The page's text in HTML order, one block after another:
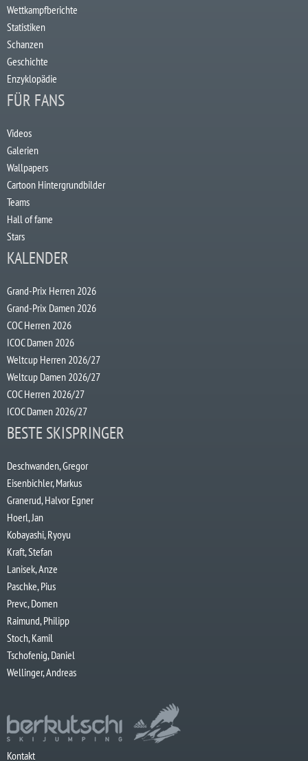
Wettkampfberichte
Statistiken
Schanzen
Geschichte
Enzyklopädie
FÜR FANS
Videos
Galerien
Wallpapers
Cartoon Hintergrundbilder
Teams
Hall of fame
Stars
KALENDER
Grand-Prix Herren 2026
Grand-Prix Damen 2026
COC Herren 2026
ICOC Damen 2026
Weltcup Herren 2026/27
Weltcup Damen 2026/27
COC Herren 2026/27
ICOC Damen 2026/27
BESTE SKISPRINGER
Deschwanden, Gregor
Eisenbichler, Markus
Granerud, Halvor Egner
Hoerl, Jan
Kobayashi, Ryoyu
Kraft, Stefan
Lanisek, Anze
Paschke, Pius
Prevc, Domen
Raimund, Philipp
Stoch, Kamil
Tschofenig, Daniel
Wellinger, Andreas
Kontakt